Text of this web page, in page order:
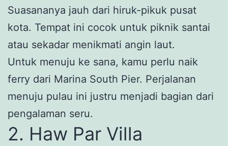
Suasananya jauh dari hiruk-pikuk pusat
kota. Tempat ini cocok untuk piknik santai
atau sekadar menikmati angin laut.
Untuk menuju ke sana, kamu perlu naik
ferry dari Marina South Pier. Perjalanan
menuju pulau ini justru menjadi bagian dari
pengalaman seru.
2. Haw Par Villa